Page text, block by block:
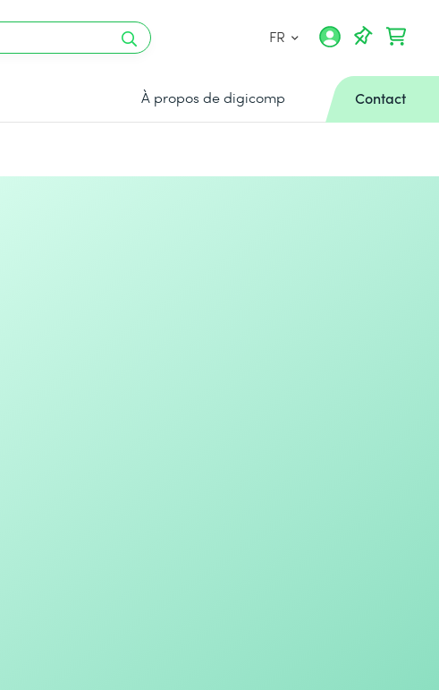
FR
À propos de digicomp Contact